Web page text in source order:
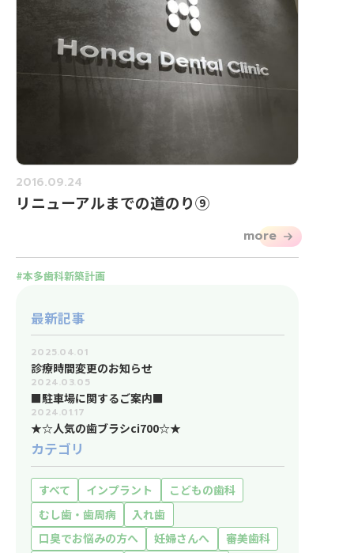
2016.09.24
リニューアルまでの道のり⑨
more
本多歯科新築計画
最新記事
2025.04.01
診療時間変更のお知らせ
2024.03.05
■駐車場に関するご案内■
2024.01.17
★☆人気の歯ブラシci700☆★
カテゴリ
すべて インプラント
こどもの歯科
むし歯・歯周病
入れ歯
口臭でお悩みの方へ
妊婦さんへ
審美歯科